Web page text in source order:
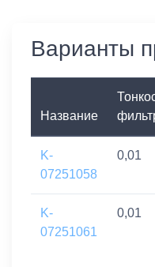
Варианты
Название
K-
07251058
0,01
K-
07251061
0,01